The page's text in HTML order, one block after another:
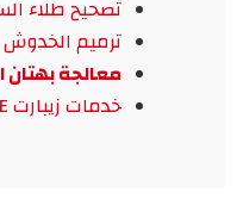
تصحيح طلاء
ترميم الخدوش
معالجة بهتان
خدمات زيبارت PROTECT-A-SHINE®